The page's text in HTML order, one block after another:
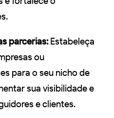
parcerias:Estabeleça
ou
para o seu nicho de
sua visibilidade e
e clientes.